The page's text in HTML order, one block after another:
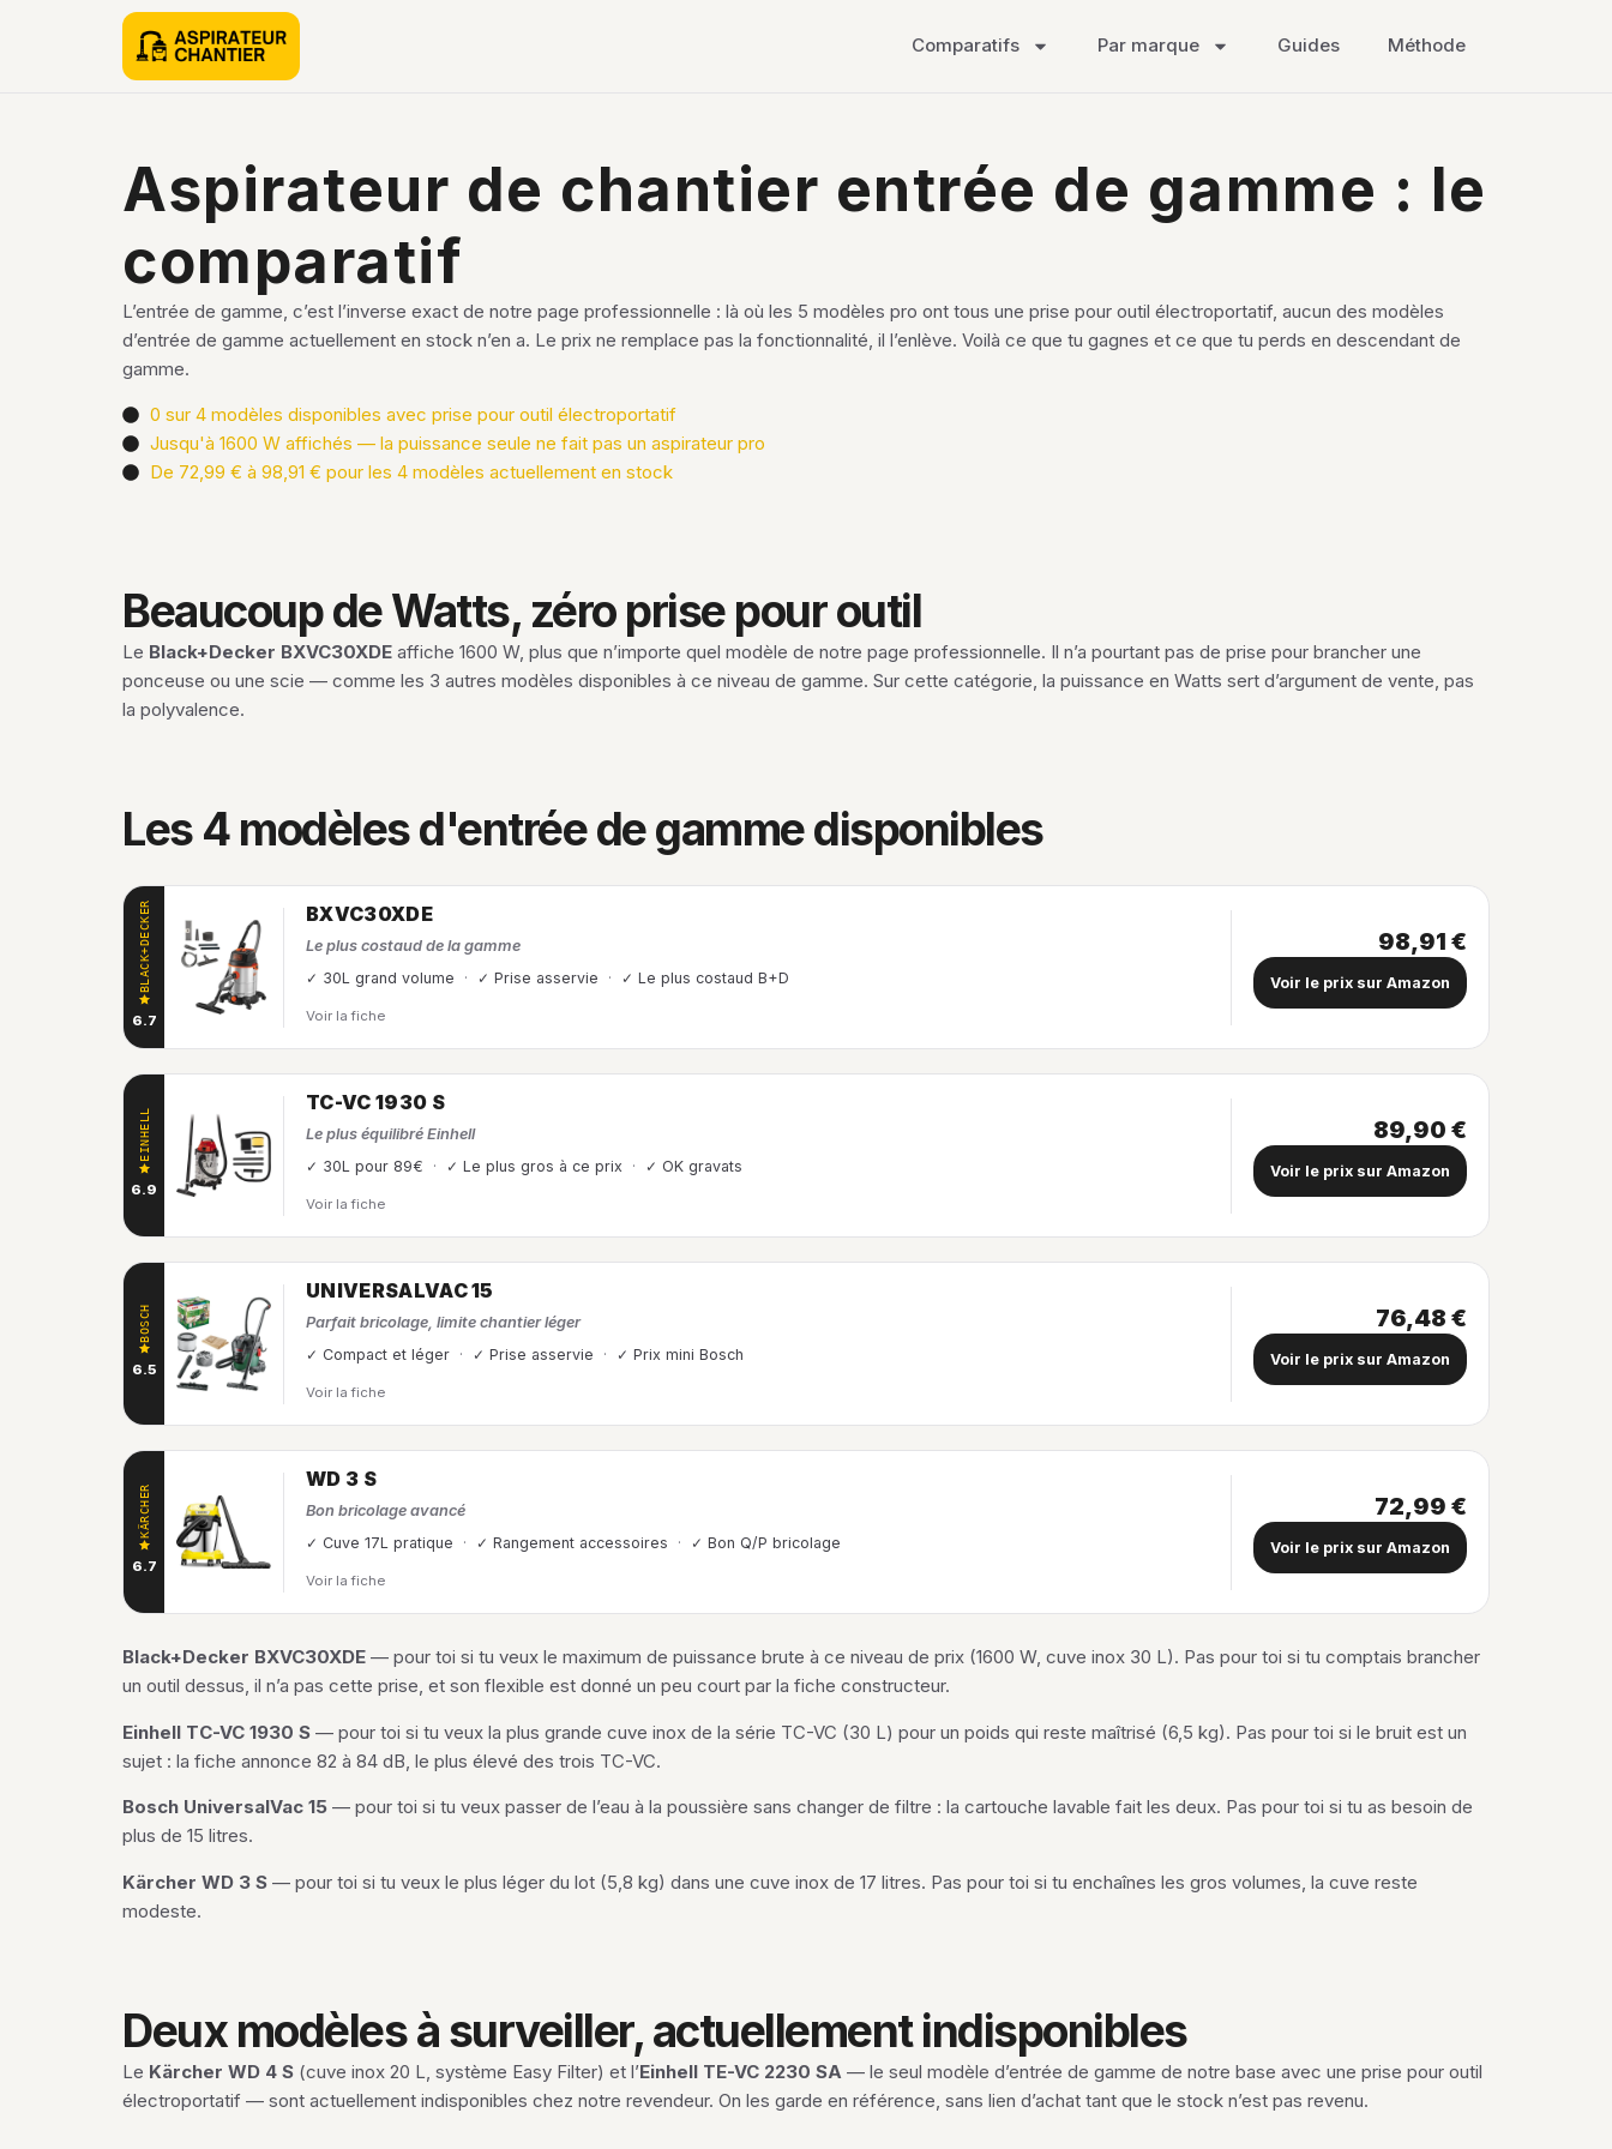
Comparatifs Par marque Guides Méthode
Aspirateur de chantier entrée de gamme : le
comparatif
L’entrée de gamme, c’est l’inverse exact de notre page professionnelle : là où les 5 modèles pro ont tous une prise pour outil électroportatif, aucun des modèles
d’entrée de gamme actuellement en stock n’en a. Le prix ne remplace pas la fonctionnalité, il l’enlève. Voilà ce que tu gagnes et ce que tu perds en descendant de
gamme.
0 sur 4 modèles disponibles avec prise pour outil électroportatif
Jusqu'à 1600 W affichés — la puissance seule ne fait pas un aspirateur pro
De 72,99 € à 98,91 € pour les 4 modèles actuellement en stock
Beaucoup de Watts, zéro prise pour outil
Le Black+Decker BXVC30XDE affiche 1600 W, plus que n’importe quel modèle de notre page professionnelle. Il n’a pourtant pas de prise pour brancher une
ponceuse ou une scie — comme les 3 autres modèles disponibles à ce niveau de gamme. Sur cette catégorie, la puissance en Watts sert d’argument de vente, pas
la polyvalence.
Les 4 modèles d'entrée de gamme disponibles
BLACK+DECKER
6.7
BXVC30XDE
Le plus costaud de la gamme
✓ 30L grand volume
✓ Prise asservie ✓ Le plus costaud B+D
Voir la fiche
98,91 €
Voir le prix sur Amazon
EINHELL
6.9
TC-VC 1930 S
Le plus équilibré Einhell
✓ 30L pour 89€
✓ Le plus gros à ce prix ✓ OK gravats
Voir la fiche
89,90 €
Voir le prix sur Amazon
BOSCH
6.5
UNIVERSALVAC 15
Parfait bricolage, limite chantier léger
✓ Compact et léger
✓ Prise asservie ✓ Prix mini Bosch
Voir la fiche
76,48 €
Voir le prix sur Amazon
KÄRCHER
6.7
WD 3 S
Bon bricolage avancé
✓ Cuve 17L pratique
✓ Rangement accessoires ✓ Bon Q/P bricolage
Voir la fiche
72,99 €
Voir le prix sur Amazon
Black+Decker BXVC30XDE — pour toi si tu veux le maximum de puissance brute à ce niveau de prix (1600 W, cuve inox 30 L). Pas pour toi si tu comptais brancher
un outil dessus, il n’a pas cette prise, et son flexible est donné un peu court par la fiche constructeur.
Einhell TC-VC 1930 S — pour toi si tu veux la plus grande cuve inox de la série TC-VC (30 L) pour un poids qui reste maîtrisé (6,5 kg). Pas pour toi si le bruit est un
sujet : la fiche annonce 82 à 84 dB, le plus élevé des trois TC-VC.
Bosch UniversalVac 15 — pour toi si tu veux passer de l’eau à la poussière sans changer de filtre : la cartouche lavable fait les deux. Pas pour toi si tu as besoin de
plus de 15 litres.
Kärcher WD 3 S — pour toi si tu veux le plus léger du lot (5,8 kg) dans une cuve inox de 17 litres. Pas pour toi si tu enchaînes les gros volumes, la cuve reste
modeste.
Deux modèles à surveiller, actuellement indisponibles
Le Kärcher WD 4 S (cuve inox 20 L, système Easy Filter) et l’Einhell TE-VC 2230 SA — le seul modèle d’entrée de gamme de notre base avec une prise pour outil
électroportatif — sont actuellement indisponibles chez notre revendeur. On les garde en référence, sans lien d’achat tant que le stock n’est pas revenu.